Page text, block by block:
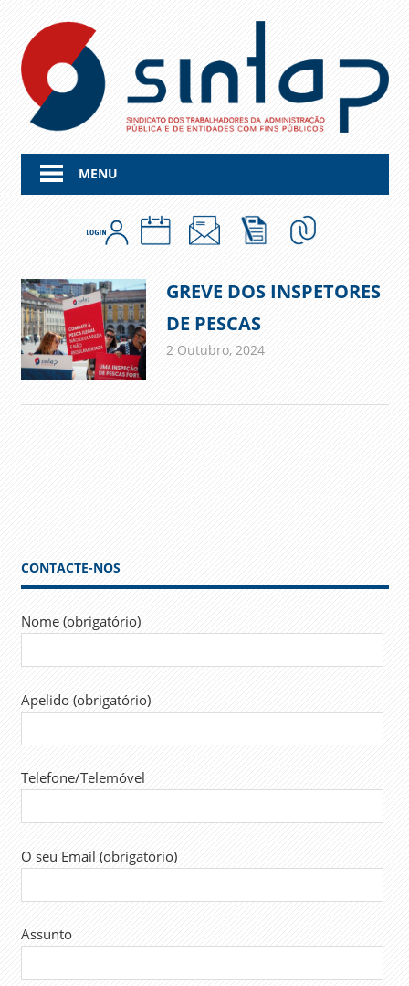
content
MENU
GREVE DOS INSPETORES
DE PESCAS
2 Outubro, 2024
CONTACTE-NOS
Nome (obrigatório)
Apelido (obrigatório)
Telefone/Telemóvel
O seu Email (obrigatório)
Assunto